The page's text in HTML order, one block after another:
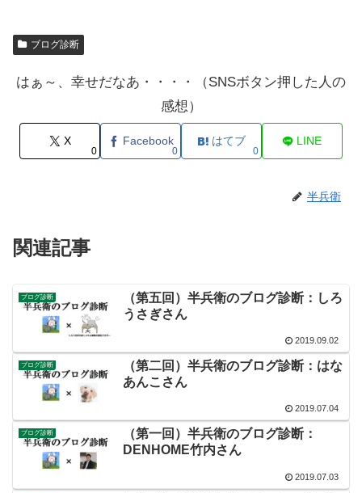
ブログ診断
はぁ～、幸せだなあ・・・・（SNSボタン押した人の
感想）
X
0
Facebook
0
はてブ
0
LINE
半兵衛
関連記事
ブログ診断
（第五回）半兵衛のブログ診断：しろ
うさぎさん
2019.09.02
ブログ診断
（第二回）半兵衛のブログ診断：はな
あんこさん
2019.07.04
ブログ診断
（第一回）半兵衛のブログ診断：
DENHOME竹内さん
2019.07.03